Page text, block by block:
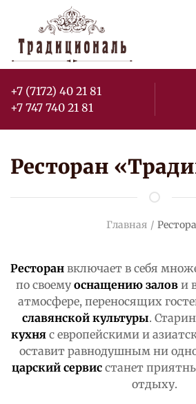
Перейти к содержимому
+7 (7172) 40 21 81
+7 747 740 21 81
Ресторан
Главная
Ресторан включает в себя
по своемуоснащению залови
атмосфере, переносящих
славянской культуры.
кухняс европейскими и
оставит равнодушным ни
царский сервис станет
отдыху.